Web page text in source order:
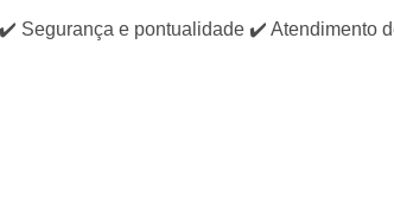
Segurança e pontualidade ✔️ Atendimento